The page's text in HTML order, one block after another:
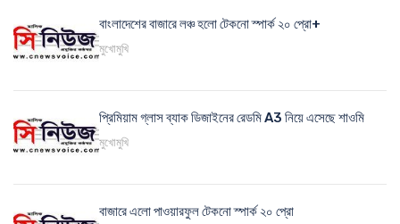
বাংলাদেশের বাজারে লঞ্চ হলো টেকনো স্পার্ক ২০ প্রো+
মুখোমুখি
প্রিমিয়াম গ্লাস ব্যাক ডিজাইনের রেডমি A3 নিয়ে এসেছে শাওমি
মুখোমুখি
বাজারে এলো পাওয়ারফুল টেকনো স্পার্ক ২০ প্রো